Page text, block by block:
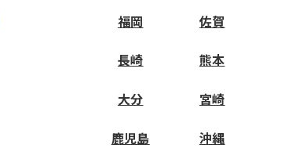
福岡 佐賀
長崎 熊本
大分 宮崎
鹿児島 沖縄